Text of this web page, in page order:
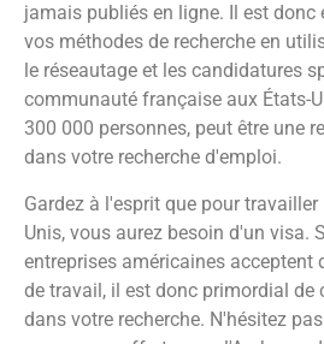
jamais publiés en ligne. Il est donc
vos méthodes de recherche en
le réseautage et les candidatures
communauté française aux États-
300 000 personnes, peut être une
dans votre recherche d'emploi.
Gardez à l'esprit que pour
Unis, vous aurez besoin d'un visa.
entreprises américaines acceptent
de travail, il est donc primordial de
dans votre recherche. N'hésitez